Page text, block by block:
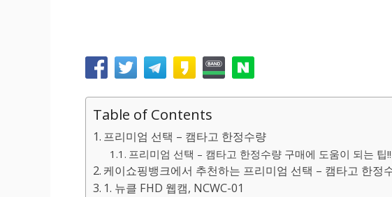
Table of Contents
프리미엄 선택 – 캠타고 한정수량
프리미엄 선택 – 캠타고 한정수량 구매에 도움이 되는 팁!!
케이쇼핑뱅크에서 추천하는 프리미엄 선택 – 캠타고 한정
1. 뉴클 FHD 웹캠, NCWC-01